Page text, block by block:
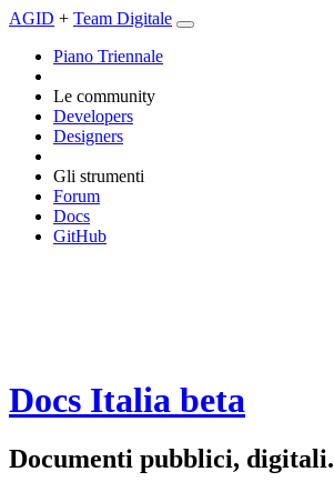
AGID + Team Digitale
Piano Triennale
Le community
Developers
Designers
Gli strumenti
Forum
Docs
GitHub
Docs Italia beta
Documenti pubblici, digitali.